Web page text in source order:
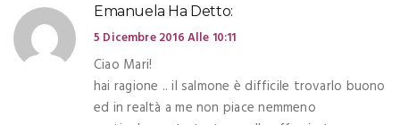
Emanuela Ha Detto:
5 Dicembre 2016 Alle 10:11
Ciao Mari!
hai ragione .. il salmone è difficile trovarlo buono
ed in realtà a me non piace nemmeno